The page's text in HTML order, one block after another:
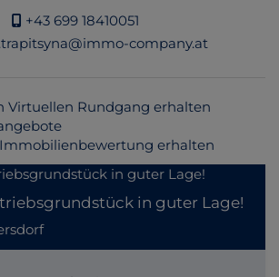
+43 699 18410051
company.at
Virtuellen Rundgang erhalten
erhalten
in guter Lage!